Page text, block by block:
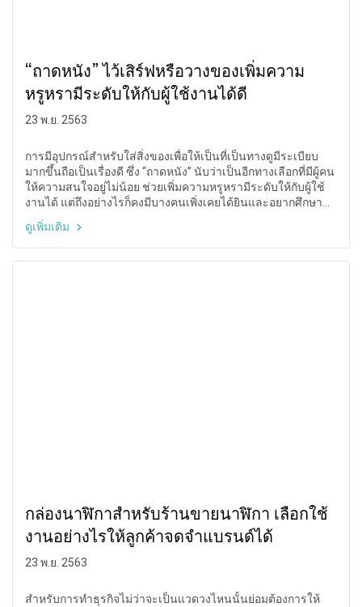
“ถาดหนัง” ไว้เสิร์ฟหรือวางของเพิ่มความ
หรูหรามีระดับให้กับผู้ใช้งานได้ดี
23 พ.ย. 2563
การมีอุปกรณ์สำหรับใส่สิ่งของเพื่อให้เป็นที่เป็นทางดูมีระเบียบ
มากขึ้นถือเป็นเรื่องดี ซึ่ง “ถาดหนัง” นับว่าเป็นอีกทางเลือกที่มีผู้คน
ให้ความสนใจอยู่ไม่น้อย ช่วยเพิ่มความหรูหรามีระดับให้กับผู้ใช้
งานได้ แต่ถึงอย่างไรก็คงมีบางคนเพิ่งเคยได้ยินและอยากศึกษา
ข้อมูลต่าง ๆ เกี่ยวกับถาดหนังก่อน เราไม่รีรอจัดให้ทันทีเพื่อให้การ
ตัดสินใจเลือกใช้งานง่ายขึ้น
ดูเพิ่มเติม
กล่องนาฬิกาสำหรับร้านขายนาฬิกา เลือกใช้
งานอย่างไรให้ลูกค้าจดจำแบรนด์ได้
23 พ.ย. 2563
สำหรับการทำธุรกิจไม่ว่าจะเป็นแวดวงไหนนั้นย่อมต้องการให้